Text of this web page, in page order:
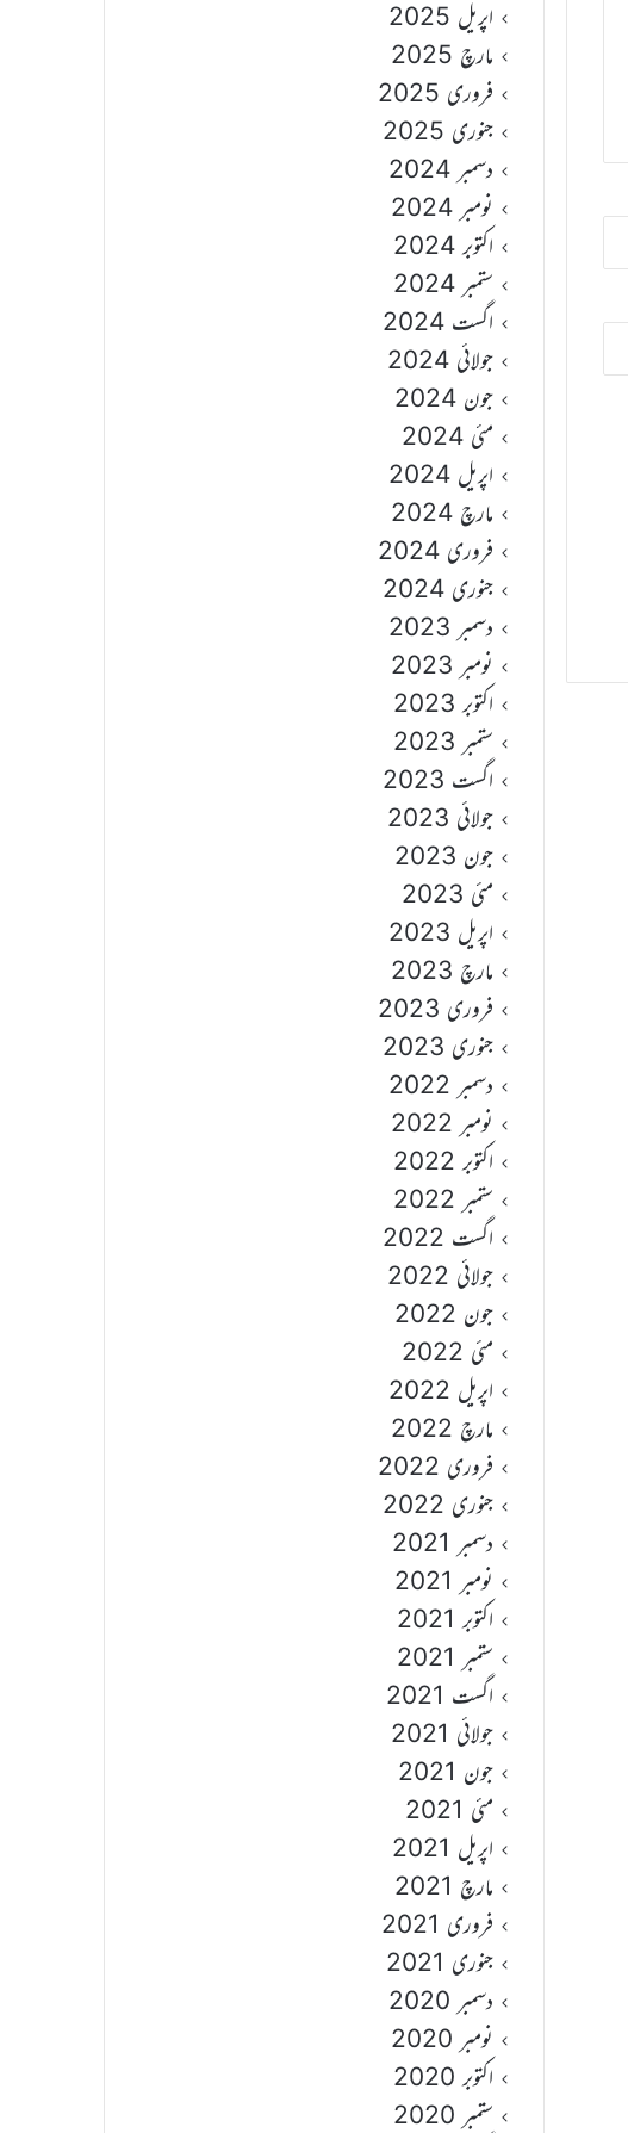
اپریل 2025
مارچ 2025
فروری 2025
جنوری 2025
دسمبر 2024
نومبر 2024
اکتوبر 2024
ستمبر 2024
اگست 2024
جولائی 2024
جون 2024
مئی 2024
اپریل 2024
مارچ 2024
فروری 2024
جنوری 2024
دسمبر 2023
نومبر 2023
اکتوبر 2023
ستمبر 2023
اگست 2023
جولائی 2023
جون 2023
مئی 2023
اپریل 2023
مارچ 2023
فروری 2023
جنوری 2023
دسمبر 2022
نومبر 2022
اکتوبر 2022
ستمبر 2022
اگست 2022
جولائی 2022
جون 2022
مئی 2022
اپریل 2022
مارچ 2022
فروری 2022
جنوری 2022
دسمبر 2021
نومبر 2021
اکتوبر 2021
ستمبر 2021
اگست 2021
جولائی 2021
جون 2021
مئی 2021
اپریل 2021
مارچ 2021
فروری 2021
جنوری 2021
دسمبر 2020
نومبر 2020
اکتوبر 2020
ستمبر 2020